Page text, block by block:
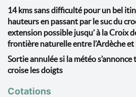
14 kms sans difficulté pour un bel
hauteurs en passant par le suc du
extension possible jusqu’ à la Croix
frontière naturelle entre l’Ardèche et
Sortie annulée si la météo
croise les doigts
Cotations